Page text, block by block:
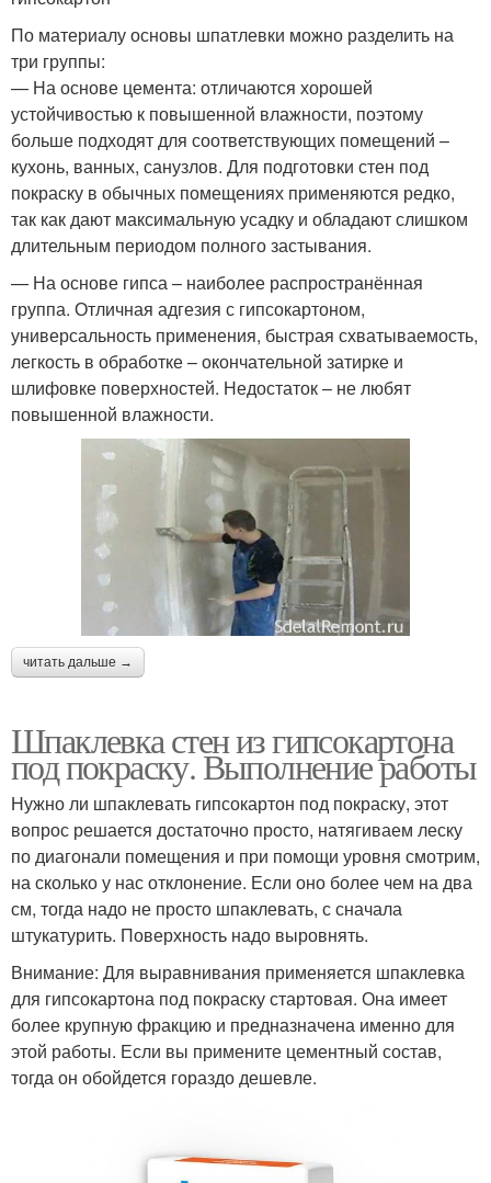
По материалу основы шпатлевки можно разделить на
три группы:
— На основе цемента: отличаются хорошей
устойчивостью к повышенной влажности, поэтому
больше подходят для соответствующих помещений –
кухонь, ванных, санузлов. Для подготовки стен под
покраску в обычных помещениях применяются редко,
так как дают максимальную усадку и обладают слишком
длительным периодом полного застывания.
— На основе гипса – наиболее распространённая
группа. Отличная адгезия с гипсокартоном,
универсальность применения, быстрая схватываемость,
легкость в обработке – окончательной затирке и
шлифовке поверхностей. Недостаток – не любят
повышенной влажности.
читать дальше →
Шпаклевка стен из гипсокартона
под покраску. Выполнение работы
Нужно ли шпаклевать гипсокартон под покраску, этот
вопрос решается достаточно просто, натягиваем леску
по диагонали помещения и при помощи уровня смотрим,
на сколько у нас отклонение. Если оно более чем на два
см, тогда надо не просто шпаклевать, с сначала
штукатурить. Поверхность надо выровнять.
Внимание: Для выравнивания применяется шпаклевка
для гипсокартона под покраску стартовая. Она имеет
более крупную фракцию и предназначена именно для
этой работы. Если вы примените цементный состав,
тогда он обойдется гораздо дешевле.